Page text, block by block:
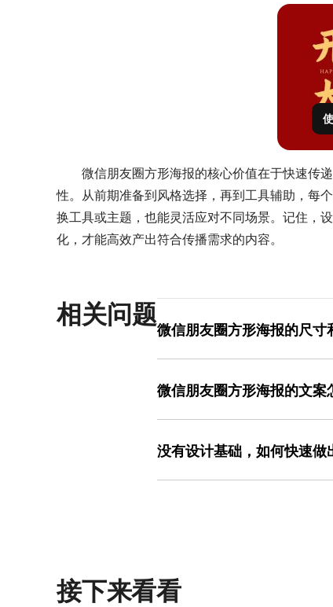
微信朋友圈方形海报的核心价值在于快速传
性。从前期准备到风格选择，再到工具辅助，每
换工具或主题，也能灵活应对不同场景。记住，
化，才能高效产出符合传播需求的内容。
相关问题
微信朋友圈方形海报的尺寸
海报，文件较小且兼容性好；PNG
过压缩参数。例如，在美图设计室
微信朋友圈方形海报的文案
反常识语句引发好奇，如“为什么
没有设计基础，如何快速做
键词（如“美食促销”“生日邀请”）
接下来看看